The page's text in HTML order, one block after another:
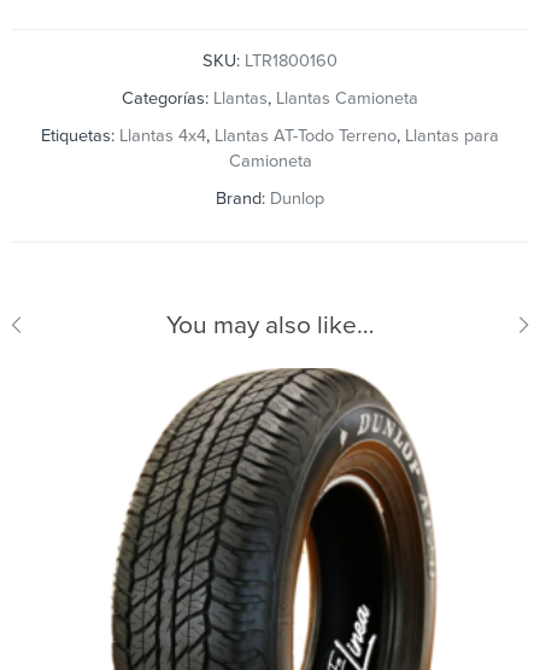
SKU: LTR1800160
Categorías: Llantas, Llantas Camioneta
Etiquetas: Llantas 4x4, Llantas AT-Todo Terreno, Llantas para
Camioneta
Brand: Dunlop
You may also like…